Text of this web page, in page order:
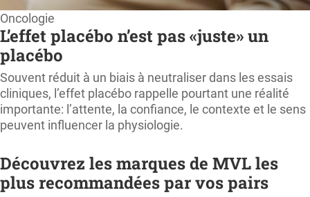
Oncologie
L’effet placébo n’est pas «juste» un
placébo
Souvent réduit à un biais à neutraliser dans les essais
cliniques, l’effet placébo rappelle pourtant une réalité
importante: l’attente, la confiance, le contexte et le sens
peuvent influencer la physiologie.
Découvrez les marques de MVL les
plus recommandées par vos pairs